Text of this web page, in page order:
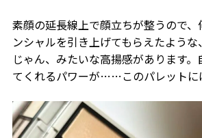
素顔の延長線上で顔立ちが整うので
ンシャルを引き上げてもらえたよう
じゃん、みたいな高揚感があります
てくれるパワーが……このパレット